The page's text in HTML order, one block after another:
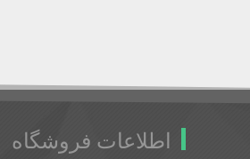
اطلاعات فروشگاه